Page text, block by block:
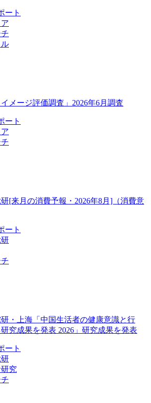
ート
イメージ評価調査」2026年6月調査
ート
[来月の消費予報・2026年8月]（消費意
ート
・上海「中国生活者の健康意識と行
究成果を発表 2026」研究成果を発表
ート
究